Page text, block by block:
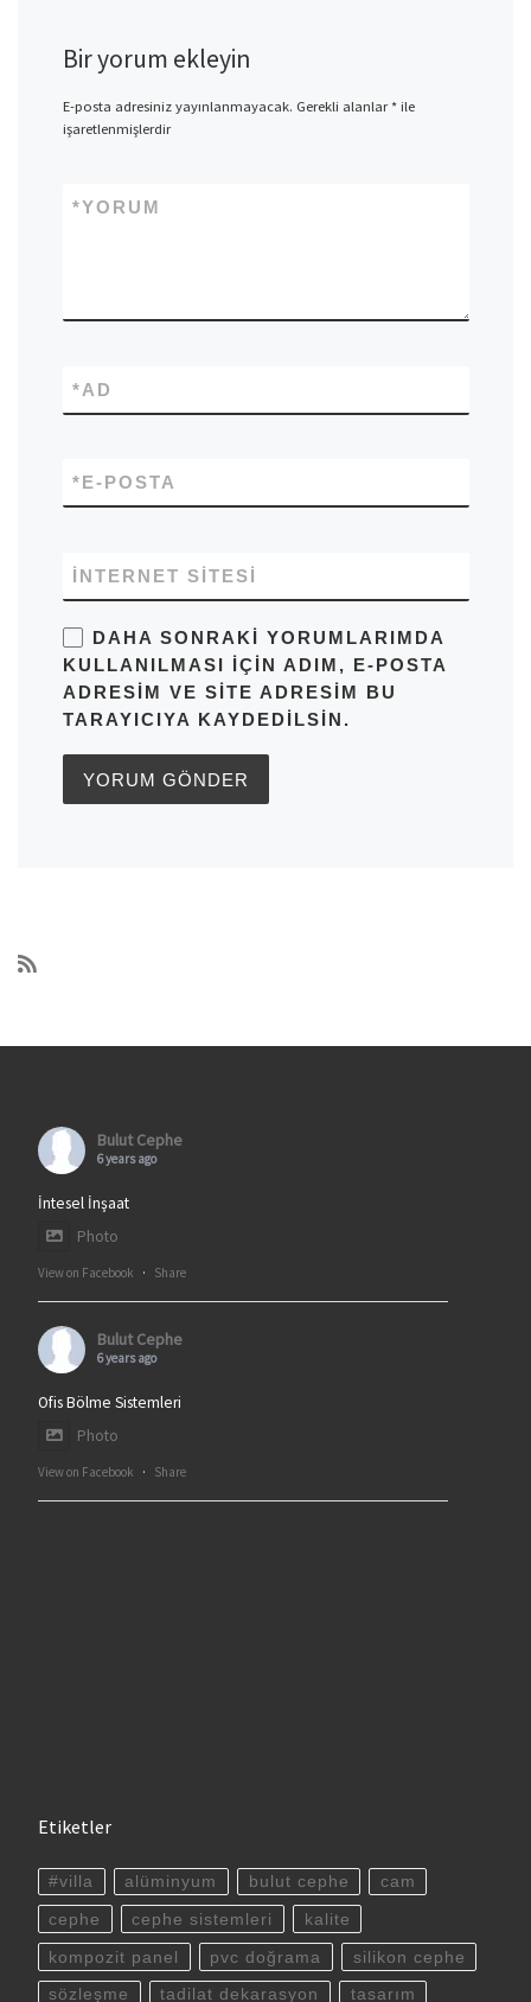
Bir yorum ekleyin
E-posta adresiniz yayınlanmayacak. Gerekli alanlar*ile
işaretlenmişlerdir
YORUM
*
AD
*
E-POSTA
*
İNTERNET SITESI
DAHA SONRAKI YORUMLARIMDA
KULLANILMASI IÇIN ADIM, E-POSTA
ADRESIM VE SITE ADRESIM BU
TARAYICIYA KAYDEDILSIN.
Bulut Cephe
6 years ago
İntesel İnşaat
Photo
View on Facebook · Share
Bulut Cephe
6 years ago
Ofis Bölme Sistemleri
Photo
View on Facebook · Share
Etiketler
#villa alüminyum bulut cephe cam
cephe cephe sistemleri kalite
kompozit panel pvc doğrama silikon cephe
sözleşme tadilat dekarasyon tasarım